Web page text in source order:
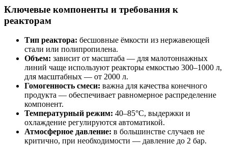
Ключевые компоненты и требования к
реакторам
Тип реактора: бесшовные ёмкости из нержавеющей
стали или полипропилена.
Объем: зависит от масштаба — для малотоннажных
линий чаще используют реакторы емкостью 300–1000 л,
для масштабных — от 2000 л.
Гомогенность смеси: важна для качества конечного
продукта — обеспечивает равномерное распределение
компонент.
Температурный режим: 40–85°C, выдержки и
охлаждение регулируются автоматикой.
Атмосферное давление: в большинстве случаев не
критично, при необходимости — давление до 2 бар.